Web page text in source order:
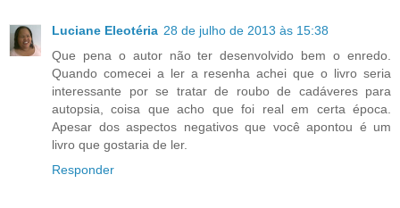
Luciane Eleotéria 28 de julho de 2013 às 15:38
Que pena o autor não ter desenvolvido bem o enredo.
Quando comecei a ler a resenha achei que o livro seria
interessante por se tratar de roubo de cadáveres para
autopsia, coisa que acho que foi real em certa época.
Apesar dos aspectos negativos que você apontou é um
livro que gostaria de ler.
Responder